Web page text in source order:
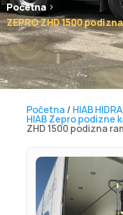
Početna
ZEPRO ZHD 1500
Početna / HIAB
HIAB Zepro podizne
ZHD 1500 podizna